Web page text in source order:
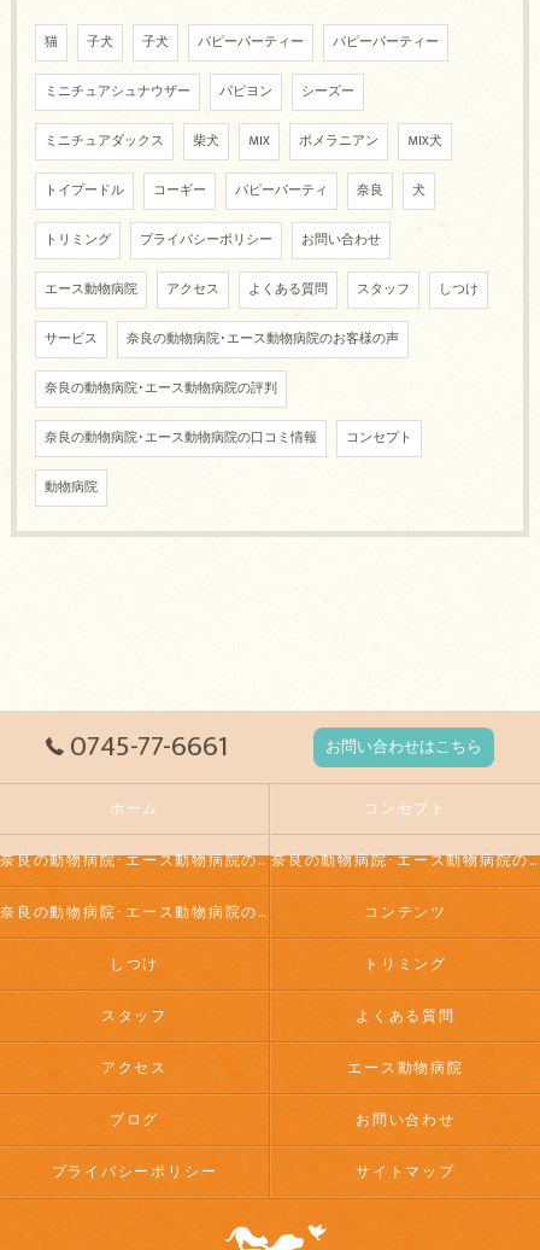
猫 子犬 子犬 パピーパーティー パピーパーティー
ミニチュアシュナウザー パピヨン シーズー
ミニチュアダックス 柴犬 MIX ポメラニアン MIX犬
トイプードル コーギー パピーパーティ 奈良 犬
トリミング プライバシーポリシー お問い合わせ
エース動物病院 アクセス よくある質問 スタッフ しつけ
サービス 奈良の動物病院･エース動物病院のお客様の声
奈良の動物病院･エース動物病院の評判
奈良の動物病院･エース動物病院の口コミ情報 コンセプト
動物病院
0745-77-6661 お問い合わせはこちら
ホーム コンセプト
奈良の動物病院･エース動物病院の口コミ情報 奈良の動物病院･エース動物病院の評判
奈良の動物病院･エース動物病院のお客様の声 コンテンツ
しつけ トリミング
スタッフ よくある質問
アクセス エース動物病院
ブログ お問い合わせ
プライバシーポリシー サイトマップ